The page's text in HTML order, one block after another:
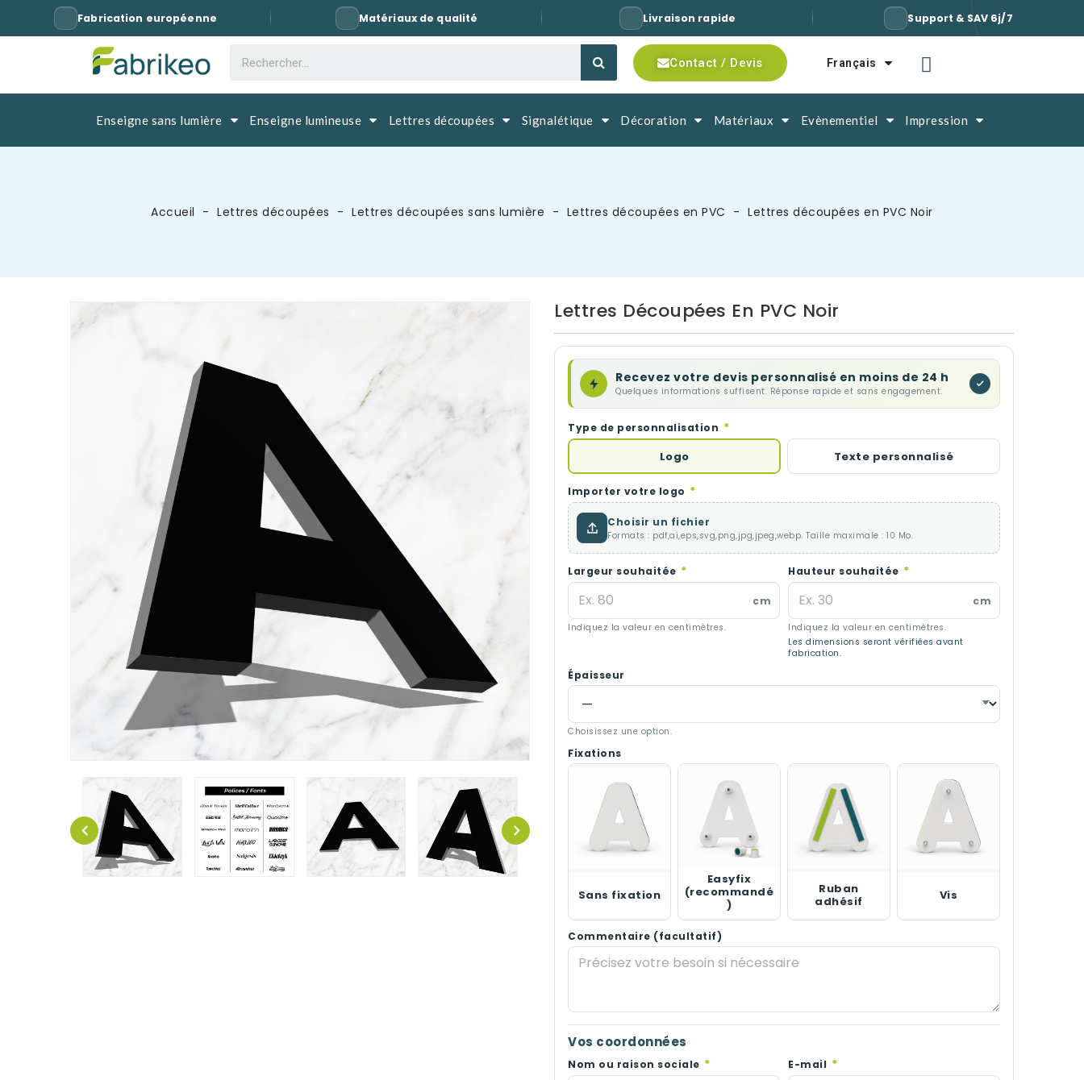
Fabrication européenne Matériaux de qualité Livraison rapide Support & SAV 6j/7
Contact / Devis Français
Enseigne sans lumière Enseigne lumineuse Lettres découpées Signalétique Décoration Matériaux Evènementiel Impression
Accueil Lettres découpées Lettres découpées sans lumière Lettres découpées en PVC Lettres découpées en PVC Noir
Lettres Découpées En PVC Noir
Recevez votre devis personnalisé en moins de 24 h
Quelques informations suffisent. Réponse rapide et sans engagement.
Type de personnalisation *
Logo Texte personnalisé
Importer votre logo *
Choisir un fichier
Formats : pdf,ai,eps,svg,png,jpg,jpeg,webp. Taille maximale : 10 Mo.
Largeur souhaitée *
cm
Indiquez la valeur en centimètres.
Hauteur souhaitée *
cm
Indiquez la valeur en centimètres.
Les dimensions seront vérifiées avant
fabrication.
Épaisseur
Choisissez une option.
Fixations
Sans fixation
Easyfix
(recommandé
)
Ruban
adhésif
Vis
Commentaire (facultatif)
Vos coordonnées
Nom ou raison sociale * E-mail *